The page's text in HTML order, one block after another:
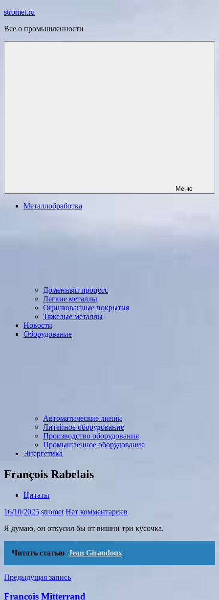
Перейти
содержимому
stromet.ru
Все о промышленности
Меню
Металлобработка
Доменный процесс
Легкие металлы
Оцинкованные покрытия
Тяжелые металлы
Новости
Оборудование
Автоматические линии
Литейное оборудование
Производство оборудования
Промышленное оборудование
Энергетика
François Rabelais
Цитаты
16/10/2025 stromet Нет комментариев
Я думаю, он откусил бы от вишни три кусочка.
Читать статью Jean Giraudoux
Навигация
по
Предыдущая запись
François Mitterrand